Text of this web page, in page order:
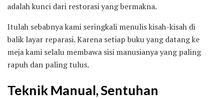
adalah kunci dari restorasi yang bermakna.
Itulah sebabnya kami seringkali menulis kisah-kisah di
balik layar reparasi. Karena setiap buku yang datang ke
meja kami selalu membawa sisi manusianya yang paling
rapuh dan paling tulus.
Teknik Manual, Sentuhan